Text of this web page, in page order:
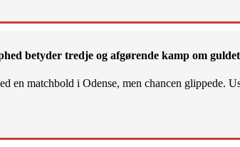
betyder tredje og afgørende kamp om guldet
en matchbold i Odense, men chancen glippede.